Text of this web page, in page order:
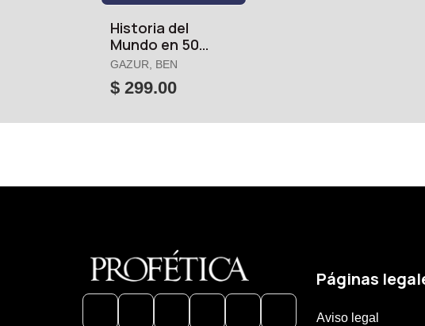
Historia del
Mundo en 50
Fracasos, la
GAZUR, BEN
$ 299.00
Páginas
Aviso legal